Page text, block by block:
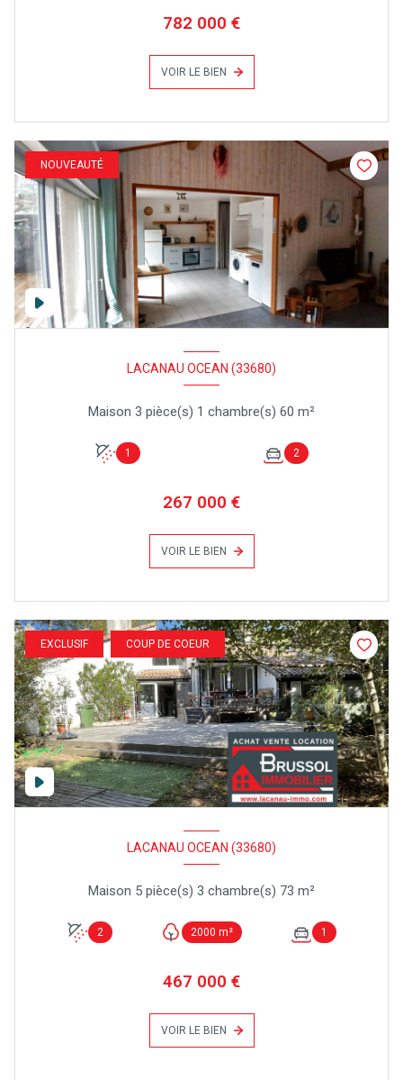
782 000 €
VOIR LE BIEN
NOUVEAUTÉ
LACANAU OCEAN (33680)
Maison 3 pièce(s) 1 chambre(s) 60 m²
1 2
267 000 €
VOIR LE BIEN
EXCLUSIF COUP DE COEUR
LACANAU OCEAN (33680)
Maison 5 pièce(s) 3 chambre(s) 73 m²
2 2000 m² 1
467 000 €
VOIR LE BIEN